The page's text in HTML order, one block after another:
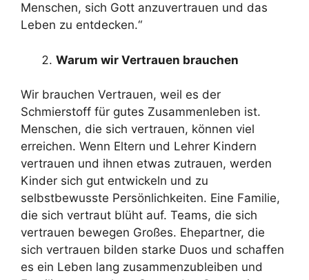
Menschen, sich Gott anzuvertrauen und das
Leben zu entdecken.“
Warum wir Vertrauen brauchen
Wir brauchen Vertrauen, weil es der
Schmierstoff für gutes Zusammenleben ist.
Menschen, die sich vertrauen, können viel
erreichen. Wenn Eltern und Lehrer Kindern
vertrauen und ihnen etwas zutrauen, werden
Kinder sich gut entwickeln und zu
selbstbewusste Persönlichkeiten. Eine Familie,
die sich vertraut blüht auf. Teams, die sich
vertrauen bewegen Großes. Ehepartner, die
sich vertrauen bilden starke Duos und schaffen
es ein Leben lang zusammenzubleiben und